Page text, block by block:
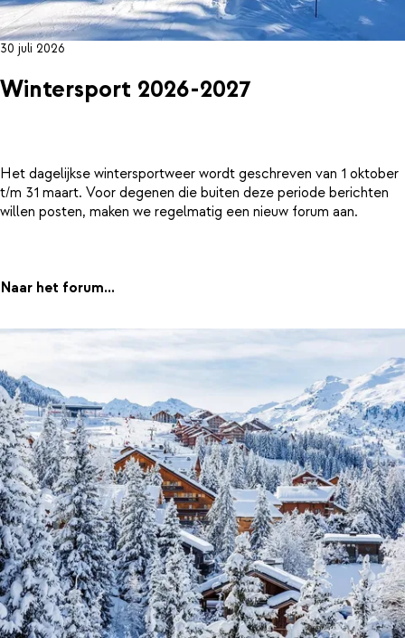
30 juli 2026
Wintersport 2026-2027
Het dagelijkse wintersportweer wordt geschreven van 1 oktober
t/m 31 maart. Voor degenen die buiten deze periode berichten
willen posten, maken we regelmatig een nieuw forum aan.
Naar het forum...